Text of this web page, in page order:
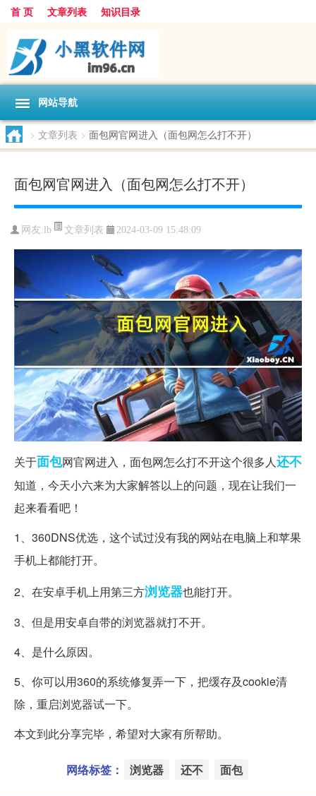
首 页 文章列表 知识目录
网站导航
> 文章列表 > 面包网官网进入（面包网怎么打不开）
面包网官网进入（面包网怎么打不开）
网友: lb 文章列表 2024-03-09 15:48:09
关于面包网官网进入，面包网怎么打不开这个很多人还不
知道，今天小六来为大家解答以上的问题，现在让我们一
起来看看吧！
1、360DNS优选，这个试过没有我的网站在电脑上和苹果
手机上都能打开。
2、在安卓手机上用第三方浏览器也能打开。
3、但是用安卓自带的浏览器就打不开。
4、是什么原因。
5、你可以用360的系统修复弄一下，把缓存及cookie清
除，重启浏览器试一下。
本文到此分享完毕，希望对大家有所帮助。
网络标签： 浏览器 还不 面包